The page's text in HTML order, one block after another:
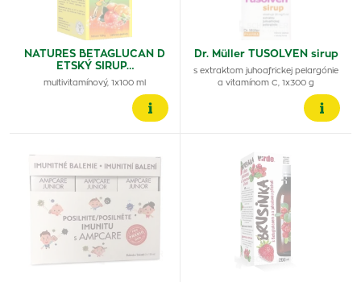
NATURES BETAGLUCAN D
ETSKÝ SIRUP…
multivitamínový, 1x100 ml
Dr. Müller TUSOLVEN sirup
s extraktom juhoafrickej pelargónie
a vitamínom C, 1x300 g